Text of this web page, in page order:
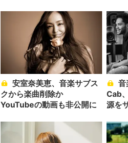
安室奈美恵、音楽サブス
クから楽曲削除か
YouTubeの動画も非公開に
Cab
源を